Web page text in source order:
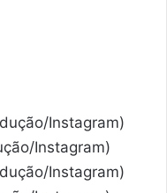
Instagram)